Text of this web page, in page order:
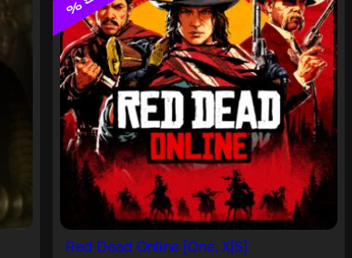
Red Dead Online [One, X|S]